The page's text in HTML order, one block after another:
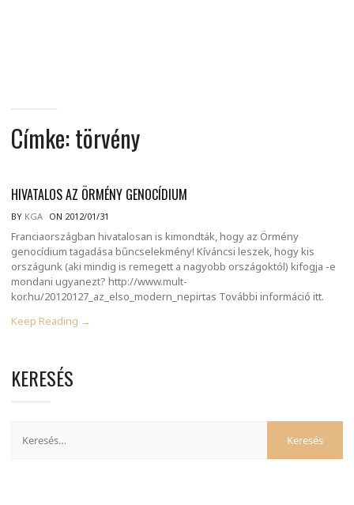
Címke:törvény
HIVATALOS AZ ÖRMÉNY GENOCÍDIUM
BY KGA ON 2012/01/31
Franciaországban hivatalosan is kimondták, hogy az Örmény
genocídium tagadása bűncselekmény! Kíváncsi leszek, hogy kis
országunk (aki mindig is remegett a nagyobb országoktól) kifogja -e
mondani ugyanezt? http://www.mult-
kor.hu/20120127_az_elso_modern_nepirtas További információ itt.
Keep Reading →
KERESÉS